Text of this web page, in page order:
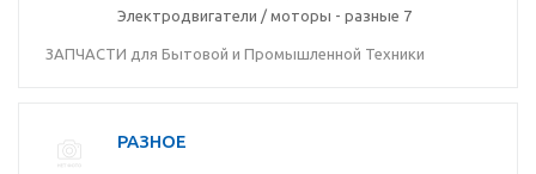
Электродвигатели / моторы - разные 7
ЗАПЧАСТИ для Бытовой и Промышленной Техники
РАЗНОЕ